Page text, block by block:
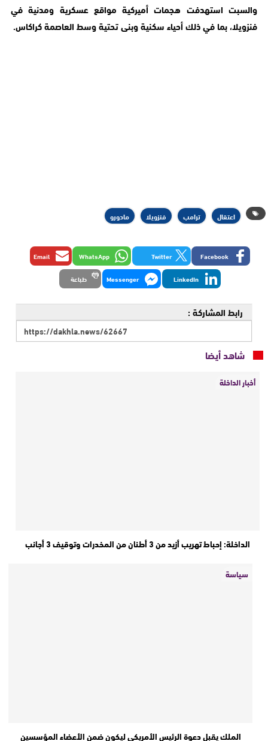
والسبت استهدفت هجمات أميركية مواقع عسكرية ومدنية في
فنزويلا، بما في ذلك أحياء سكنية وبنى تحتية وسط العاصمة كراكاس.
اعتقال ترامب فنزويلا مادورو
Facebook
Twitter
WhatsApp
Email
LinkedIn
Messenger طباعة
رابط المشاركة :
شاهد أيضا
أخبار الداخلة
الداخلة: إحباط تهريب أزيد من 3 أطنان من المخدرات وتوقيف 3 أجانب
سياسة
الملك يقبل دعوة الرئيس الأمريكي ليكون ضمن الأعضاء المؤسسين